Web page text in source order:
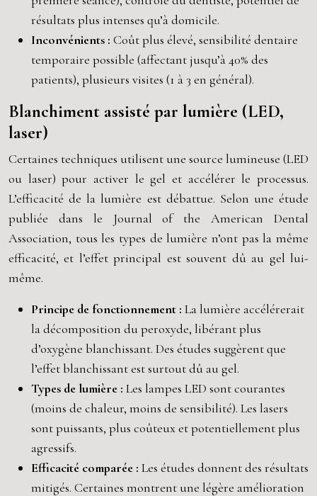
résultats plus intenses qu’à domicile.
Inconvénients : Coût plus élevé, sensibilité dentaire
temporaire possible (affectant jusqu’à 40% des
patients), plusieurs visites (1 à 3 en général).
Blanchiment assisté par lumière (LED,
laser)
Certaines techniques utilisent une source lumineuse (LED
ou laser) pour activer le gel et accélérer le processus.
L’efficacité de la lumière est débattue. Selon une étude
publiée dans le Journal of the American Dental
Association, tous les types de lumière n’ont pas la même
efficacité, et l’effet principal est souvent dû au gel lui-
même.
Principe de fonctionnement : La lumière accélérerait
la décomposition du peroxyde, libérant plus
d’oxygène blanchissant. Des études suggèrent que
l’effet blanchissant est surtout dû au gel.
Types de lumière : Les lampes LED sont courantes
(moins de chaleur, moins de sensibilité). Les lasers
sont puissants, plus coûteux et potentiellement plus
agressifs.
Efficacité comparée : Les études donnent des résultats
mitigés. Certaines montrent une légère amélioration